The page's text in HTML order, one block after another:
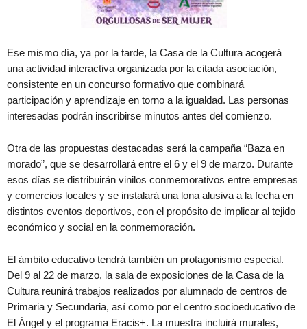
Ese mismo día, ya por la tarde, la Casa de la Cultura acogerá
una actividad interactiva organizada por la citada asociación,
consistente en un concurso formativo que combinará
participación y aprendizaje en torno a la igualdad. Las personas
interesadas podrán inscribirse minutos antes del comienzo.
Otra de las propuestas destacadas será la campaña “Baza en
morado”, que se desarrollará entre el 6 y el 9 de marzo. Durante
esos días se distribuirán vinilos conmemorativos entre empresas
y comercios locales y se instalará una lona alusiva a la fecha en
distintos eventos deportivos, con el propósito de implicar al tejido
económico y social en la conmemoración.
El ámbito educativo tendrá también un protagonismo especial.
Del 9 al 22 de marzo, la sala de exposiciones de la Casa de la
Cultura reunirá trabajos realizados por alumnado de centros de
Primaria y Secundaria, así como por el centro socioeducativo de
El Ángel y el programa Eracis+. La muestra incluirá murales,